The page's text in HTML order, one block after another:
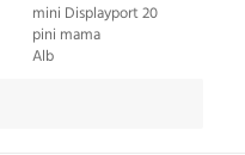
mini Displayport 20
pini mama
Alb